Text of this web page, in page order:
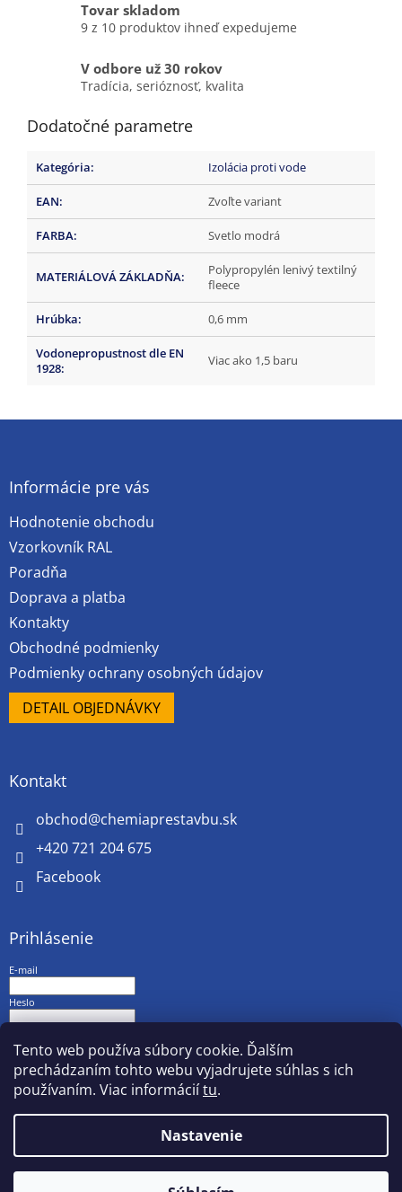
Tento web používa súbory cookie. Ďalším
prechádzaním tohto webu vyjadrujete súhlas s ich
používaním. Viac informáciítu.
Nastavenie
Tovar skladom
9 z 10 produktov ihneď expedujeme
V odbore už 30 rokov
Tradícia, serióznosť, kvalita
Dodatočné parametre
Kategória: Izolácia proti vode
EAN: Zvoľte variant
FARBA: Svetlo modrá
MATERIÁLOVÁ ZÁKLADŇA:
Polypropylén lenivý textilný
fleece
Hrúbka: 0,6 mm
Vodonepropustnost dle EN
1928: Viac ako 1,5 baru
Informácie pre vás
Hodnotenie obchodu
Vzorkovník RAL
Poradňa
Doprava a platba
Kontakty
Obchodné podmienky
Podmienky ochrany osobných údajov
DETAIL OBJEDNÁVKY
Kontakt
obchod@chemiaprestavbu.sk
+420 721 204 675
Facebook
Prihlásenie
E-mail
Heslo
PRIHLÁSIŤ SA
Nová registráciaZabudnuté heslo
Vytvoril Shoptet